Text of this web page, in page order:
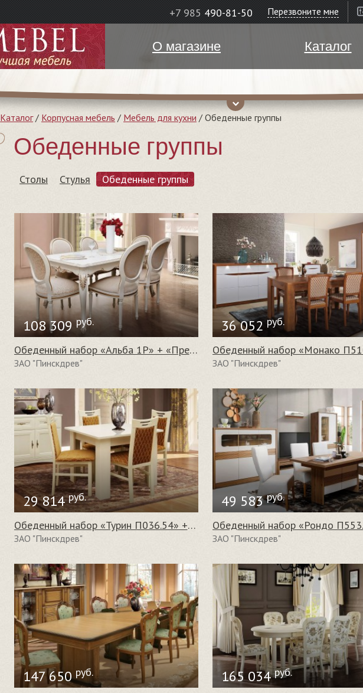
+7 985 490-81-50 Перезвоните мне
О магазине Каталог
Каталог/ Корпусная мебель / Мебель для кухни / Обеденные группы
Обеденные группы
Столы Стулья Обеденные группы
108 309 руб.
Обеденный набор «Альба 1Р» + «Премиум 3100/S»
ЗАО "Пинскдрев"
36 052 руб.
ЗАО "Пинскдрев"
29 814 руб.
Обеденный набор «Турин П036.54» + «Юлия П388»
ЗАО "Пинскдрев"
49 583 руб.
ЗАО "Пинскдрев"
147 650 руб. 165 034 руб.